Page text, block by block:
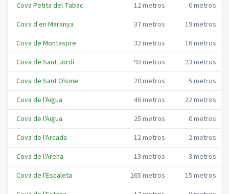
Cova Petita del Tabac
12metros 0metros
Cova d'en Maranya
37metros 19metros
Cova de Montaspre
32metros 16metros
Cova de Sant Jordi
93 metros 23 metros
Cova de Sant Oïsme
20metros 5 metros
Cova de l'Aigua
46metros 22metros
Cova de l'Aigua
25 metros 0metros
Cova de l'Arcada
12metros 2metros
Cova de l'Arena
13 metros 3 metros
Cova de l'Escaleta
265 metros 15 metros